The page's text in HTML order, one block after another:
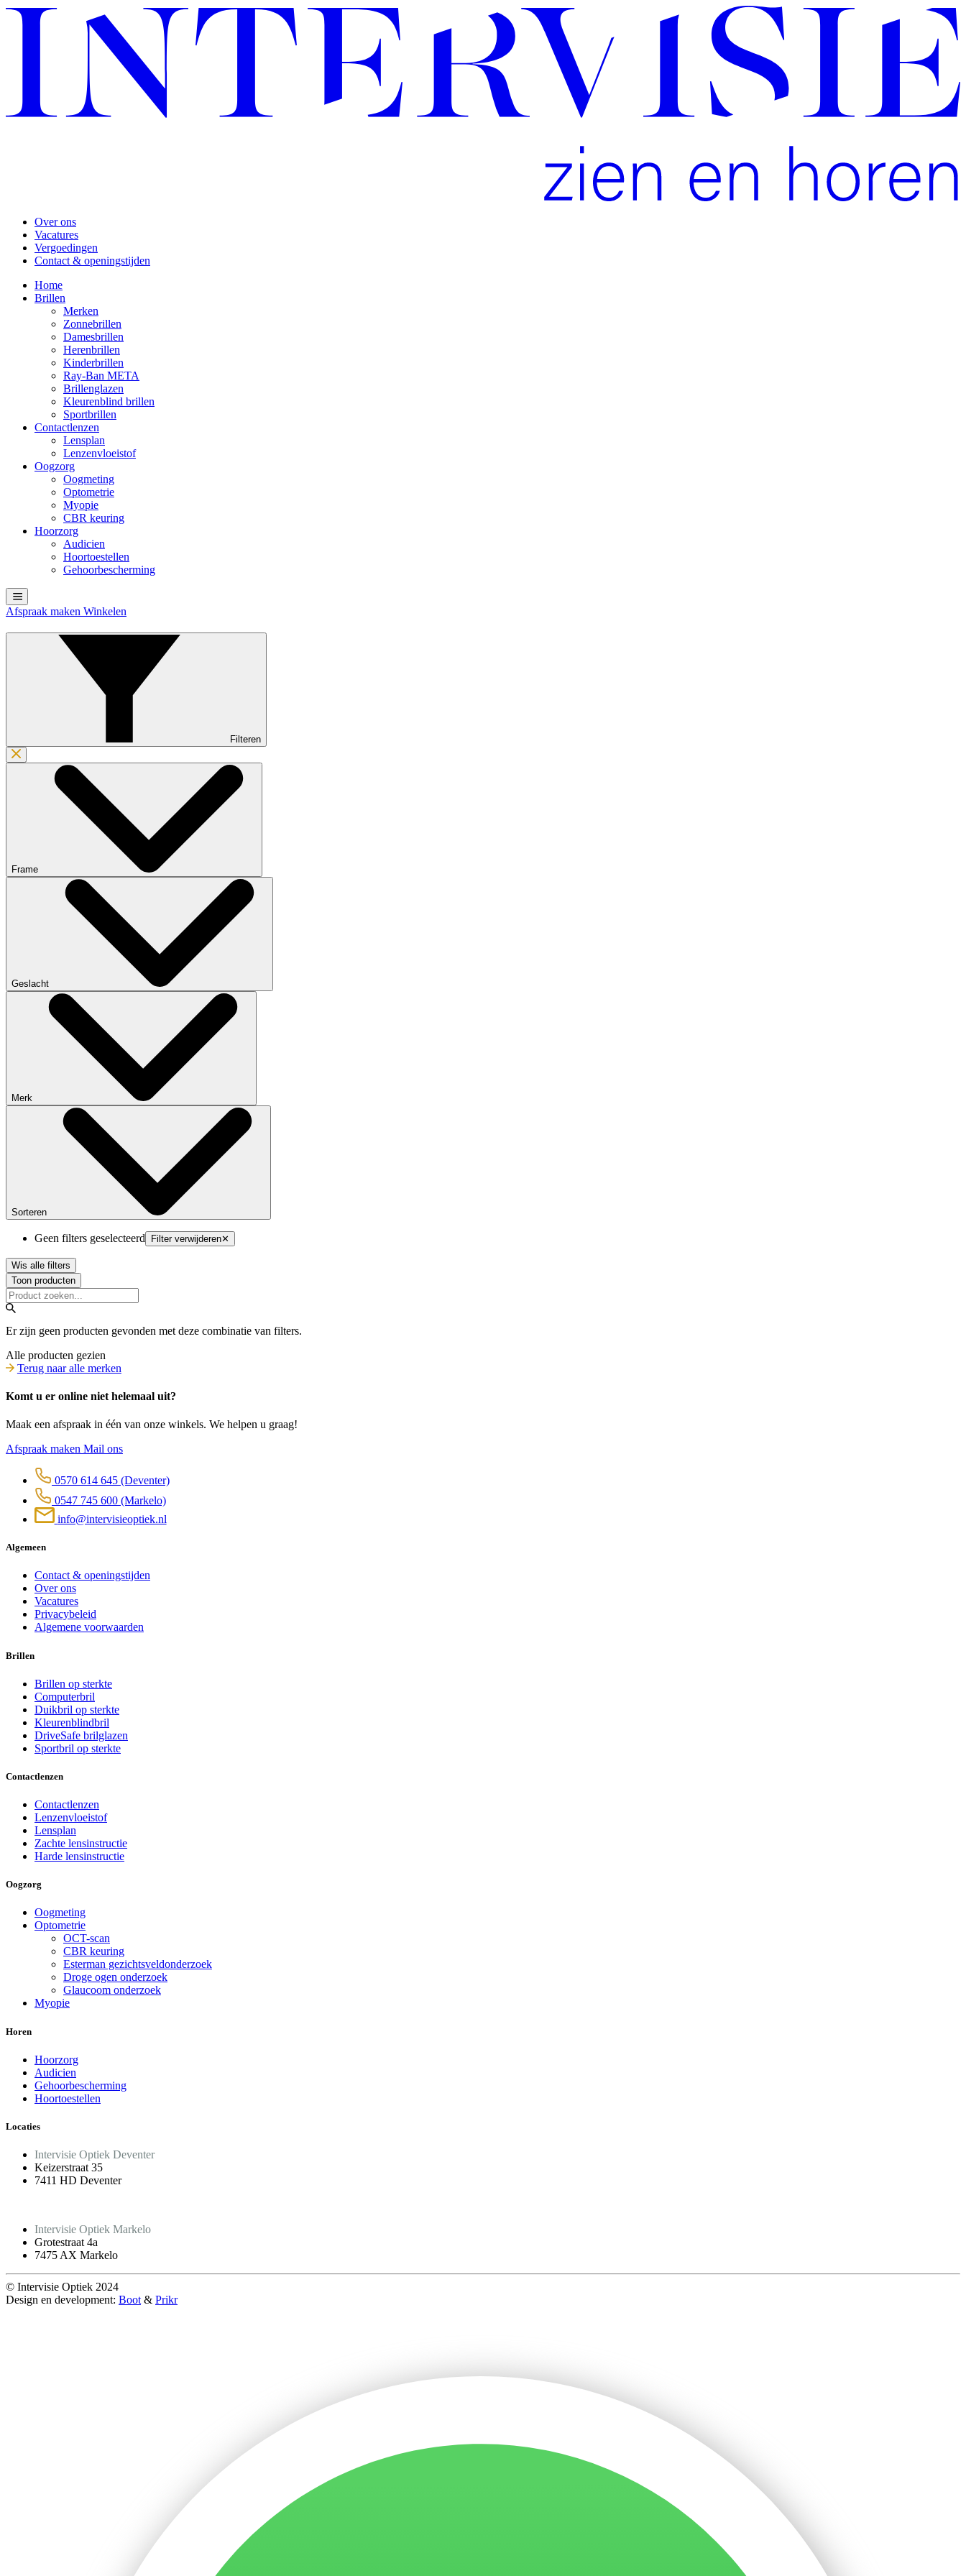
Over ons
Vacatures
Vergoedingen
Contact & openingstijden
Home
Brillen
Merken
Zonnebrillen
Damesbrillen
Herenbrillen
Kinderbrillen
Ray-Ban META
Brillenglazen
Kleurenblind brillen
Sportbrillen
Contactlenzen
Lensplan
Lenzenvloeistof
Oogzorg
Oogmeting
Optometrie
Myopie
CBR keuring
Hoorzorg
Audicien
Hoortoestellen
Gehoorbescherming
Afspraak maken Winkelen
Filteren
Frame
Geslacht
Merk
Sorteren
Geen filters geselecteerd Filter verwijderen✕
Wis alle filters
Toon producten
Er zijn geen producten gevonden met deze combinatie van filters.
Alle producten gezien
Terug naar alle merken
Komt u er online niet helemaal uit?
Maak een afspraak in één van onze winkels. We helpen u graag!
Afspraak maken Mail ons
0570 614 645 (Deventer)
0547 745 600 (Markelo)
info@intervisieoptiek.nl
Algemeen
Contact & openingstijden
Over ons
Vacatures
Privacybeleid
Algemene voorwaarden
Brillen
Brillen op sterkte
Computerbril
Duikbril op sterkte
Kleurenblindbril
DriveSafe brilglazen
Sportbril op sterkte
Contactlenzen
Contactlenzen
Lenzenvloeistof
Lensplan
Zachte lensinstructie
Harde lensinstructie
Oogzorg
Oogmeting
Optometrie
OCT-scan
CBR keuring
Esterman gezichtsveldonderzoek
Droge ogen onderzoek
Glaucoom onderzoek
Myopie
Horen
Hoorzorg
Audicien
Gehoorbescherming
Hoortoestellen
Locaties
Intervisie Optiek Deventer
Keizerstraat 35
7411 HD Deventer
Intervisie Optiek Markelo
Grotestraat 4a
7475 AX Markelo
© Intervisie Optiek 2024
Design en development: Boot & Prikr